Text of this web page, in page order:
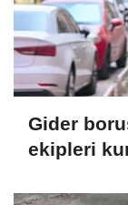
Gider
ekipleri